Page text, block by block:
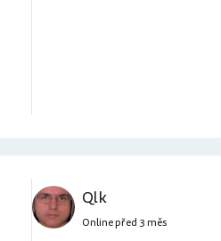
Qlk
Online před 3 měs